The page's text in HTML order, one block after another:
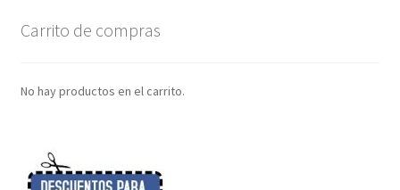
Carrito de compras
No hay productos en el carrito.